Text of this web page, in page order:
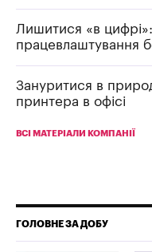
Лишитися «в
працевлаштування
Зануритися в
принтера в офісі
ВСІ МАТЕРІАЛИ КОМПАНІЇ
ГОЛОВНЕ ЗА ДОБУ